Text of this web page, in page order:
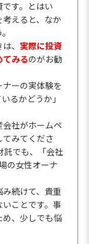
す。とはい
えると、なか
、 実際に投資
てみるのがお勧
ーの実体験を
るかどうか」
社がホームペ
みてくださ
託でも、「会社
の女性オーナ
み続けて、貴重
ことです。事
、少しでも悩